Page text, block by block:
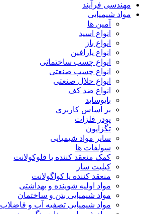
مهندسی فرآیند
مواد شیمیایی
آمین ها
انواع اسید
انواع باز
انواع پارافین
انواع چسب ساختمانی
انواع چسب صنعتی
انواع حلال صنعتی
انواع ضد کف
بایوساید
بر اساس کاربری
پودر فلزات
تگزاپون
سایر مواد شیمیایی
سولفات ها
کمک منعقد کننده یا فلوکولانت
کیلیت ساز
منعقد کننده یا کواگولانت
مواد اولیه شوینده و بهداشتی
مواد شیمیایی بتن و ساختمان
مواد شیمیایی تصفیه آب و فاضلاب